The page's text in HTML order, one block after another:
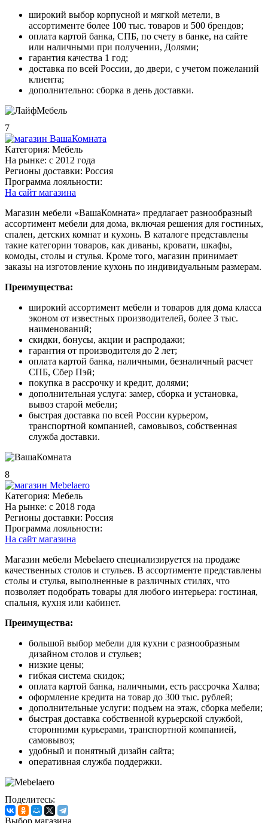
широкий выбор корпусной и мягкой метели, в
ассортименте более 100 тыс. товаров и 500 брендов;
оплата картой банка, СПБ, по счету в банке, на сайте
или наличными при получении, Долями;
гарантия качества 1 год;
доставка по всей России, до двери, с учетом пожеланий
клиента;
дополнительно: сборка в день доставки.
7
Категория: Мебель
На рынке: c 2012 года
Регионы доставки: Россия
Программа лояльности:
На сайт магазина
Магазин мебели «ВашаКомната» предлагает разнообразный
ассортимент мебели для дома, включая решения для гостиных,
спален, детских комнат и кухонь. В каталоге представлены
такие категории товаров, как диваны, кровати, шкафы,
комоды, столы и стулья. Кроме того, магазин принимает
заказы на изготовление кухонь по индивидуальным размерам.
Преимущества:
широкий ассортимент мебели и товаров для дома класса
эконом от известных производителей, более 3 тыс.
наименований;
скидки, бонусы, акции и распродажи;
гарантия от производителя до 2 лет;
оплата картой банка, наличными, безналичный расчет
СПБ, Сбер Пэй;
покупка в рассрочку и кредит, долями;
дополнительная услуга: замер, сборка и установка,
вывоз старой мебели;
быстрая доставка по всей России курьером,
транспортной компанией, самовывоз, собственная
служба доставки.
8
Категория: Мебель
На рынке: c 2018 года
Регионы доставки: Россия
Программа лояльности:
На сайт магазина
Магазин мебели Mebelaero специализируется на продаже
качественных столов и стульев. В ассортименте представлены
столы и стулья, выполненные в различных стилях, что
позволяет подобрать товары для любого интерьера: гостиная,
спальня, кухня или кабинет.
Преимущества:
большой выбор мебели для кухни с разнообразным
дизайном столов и стульев;
низкие цены;
гибкая система скидок;
оплата картой банка, наличными, есть рассрочка Халва;
оформление кредита на товар до 300 тыс. рублей;
дополнительные услуги: подъем на этаж, сборка мебели;
быстрая доставка собственной курьерской службой,
сторонними курьерами, транспортной компанией,
самовывоз;
удобный и понятный дизайн сайта;
оперативная служба поддержки.
Поделитесь:
Выбор магазина